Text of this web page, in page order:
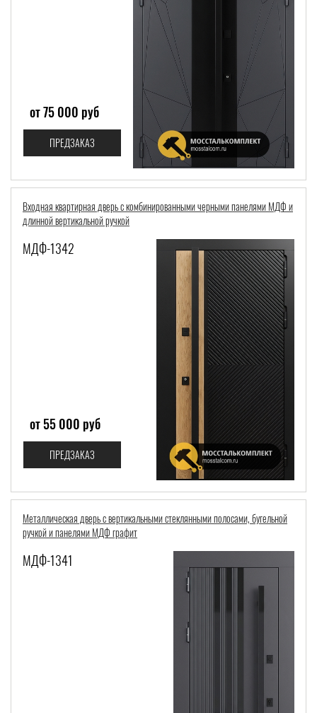
от 75 000 руб
ПРЕДЗАКАЗ
Входная квартирная дверь с комбинированными черными панелями МДФ и
длинной вертикальной ручкой
МДФ-1342
от 55 000 руб
ПРЕДЗАКАЗ
Металлическая дверь с вертикальными стеклянными полосами, бугельной
ручкой и панелями МДФ графит
МДФ-1341